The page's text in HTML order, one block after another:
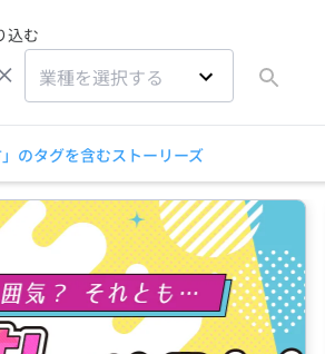
込む
業種を選択する
」のタグを含むストーリーズ